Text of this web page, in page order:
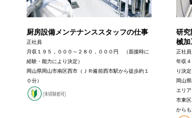
厨房設備メンテナンススタッフの仕事
正社員
月収１９５，０００～２８０，０００円 （面接時に
経験・能力により決定）
岡山県岡山市南区西市（ＪＲ備前西市駅から徒歩約１
０分）
研究
械加
正社員
年収
り決定
岡山
エリ
市東
からも